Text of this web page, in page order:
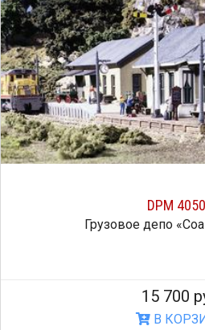
DPM
Грузовое депо
15 700
В